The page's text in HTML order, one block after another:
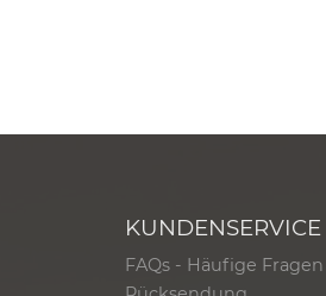
KUNDENSERVICE
FAQs - Häufige Fragen